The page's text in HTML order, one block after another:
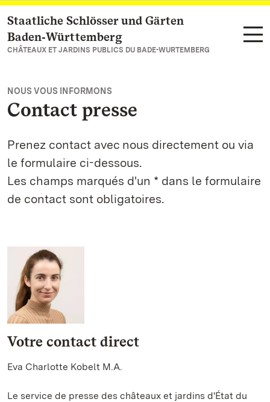
Vers la page d’accueil
Staatliche Schlösser und Gärten
Baden‑Württemberg
CHÂTEAUX ET JARDINS PUBLICS DU BADE-WURTEMBERG
NOUS VOUS INFORMONS
Contact presse
Prenez contact avec nous directement ou via
le formulaire ci-dessous.
Les champs marqués d'un * dans le formulaire
de contact sont obligatoires.
Votre contact direct
Eva Charlotte Kobelt M.A.
Le service de presse des châteaux et jardins d'État du